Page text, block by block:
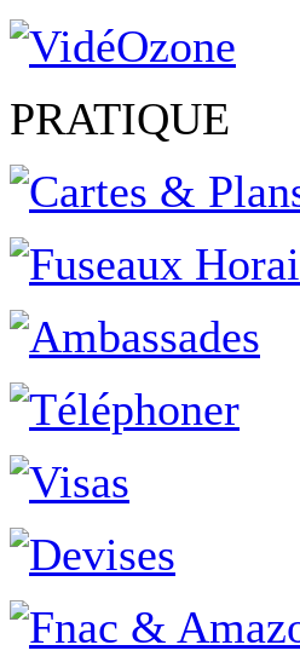
PRATIQUE